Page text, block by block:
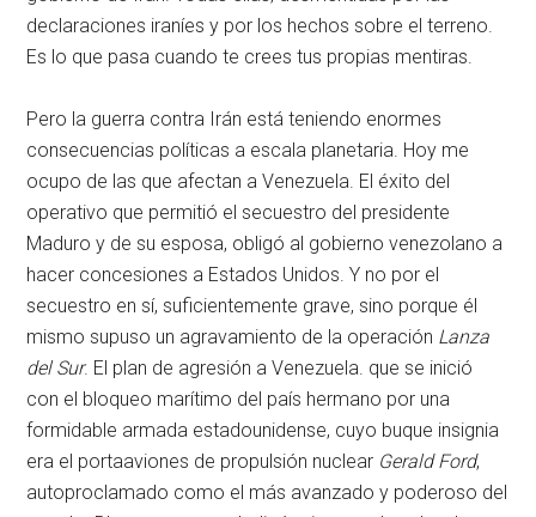
declaraciones iraníes y por los hechos sobre el terreno.
Es lo que pasa cuando te crees tus propias mentiras.
Pero la guerra contra Irán está teniendo enormes
consecuencias políticas a escala planetaria. Hoy me
ocupo de las que afectan a Venezuela. El éxito del
operativo que permitió el secuestro del presidente
Maduro y de su esposa, obligó al gobierno venezolano a
hacer concesiones a Estados Unidos. Y no por el
secuestro en sí, suficientemente grave, sino porque él
mismo supuso un agravamiento de la operación Lanza
del Sur. El plan de agresión a Venezuela. que se inició
con el bloqueo marítimo del país hermano por una
formidable armada estadounidense, cuyo buque insignia
era el portaaviones de propulsión nuclear Gerald Ford,
autoproclamado como el más avanzado y poderoso del